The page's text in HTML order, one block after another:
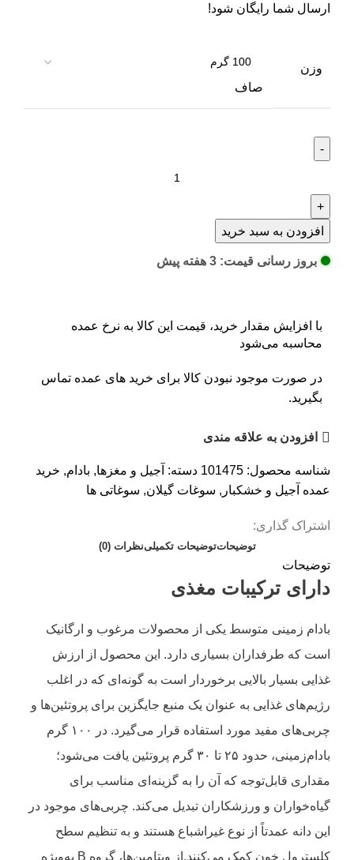
ارسال شما رایگان شود!
وزن
صاف
افزودن به سبد خرید
بروز رسانی قیمت: 3 هفته پیش
با افزایش مقدار خرید، قیمت این کالا به نرخ عمده
محاسبه می‌شود
در صورت موجود نبودن کالا برای خرید های عمده تماس
بگیرید.
افزودن به علاقه مندی
شناسه محصول: 101475 دسته: آجیل و مغزها, بادام, خرید
عمده آجیل و خشکبار , سوغات گیلان, سوغاتی ها
اشتراک گذاری:
توضیحاتتوضیحات تکمیلینظرات (0)
توضیحات
دارای ترکیبات مغذی
بادام زمینی متوسط یکی از محصولات مرغوب و ارگانیک
است که طرفداران بسیاری دارد. این محصول از ارزش
غذایی بسیار بالایی برخوردار است به گونه‌ای که در اغلب
رژیم‌های غذایی به عنوان یک منبع جایگزین برای پروتئین‌ها و
چربی‌های مفید مورد استفاده قرار می‌گیرد. در ۱۰۰ گرم
بادام‌زمینی، حدود ۲۵ تا ۳۰ گرم پروتئین یافت می‌شود؛
مقداری قابل‌توجه که آن را به گزینه‌ای مناسب برای
گیاه‌خواران و ورزشکاران تبدیل می‌کند. چربی‌های موجود در
این دانه عمدتاً از نوع غیراشباع هستند و به تنظیم سطح
کلسترول خون کمک می‌کنند.از ویتامین‌ها، گروه B به‌ویژه